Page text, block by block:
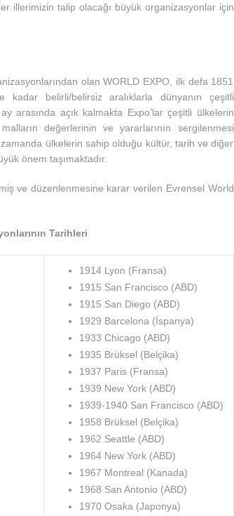
illerimizin talip olacağı büyük organizasyonlar için
olan WORLD EXPO, ilk defa 1851
kadar belirli/belirsiz aralıklarla dünyanın çeşitli
arasında açık kalmakta Expo’lar çeşitli ülkelerin
değerlerinin ve yararlarının sergilenmesi
zamanda ülkelerin sahip olduğu kültür, tarih ve diğer
önem taşımaktadır.
ve düzenlenmesine karar verilen Evrensel World
Tarihleri
1914 Lyon (Fransa)
1915 San Francisco (ABD)
1915 San Diego (ABD)
1929 Barcelona (İspanya)
1933 Chicago (ABD)
1935 Brüksel (Belçika)
1937 Paris (Fransa)
1939 New York (ABD)
1939-1940 San Francisco (ABD)
1958 Brüksel (Belçika)
1962 Seattle (ABD)
1964 New York (ABD)
1967 Montreal (Kanada)
1968 San Antonio (ABD)
1970 Osaka (Japonya)